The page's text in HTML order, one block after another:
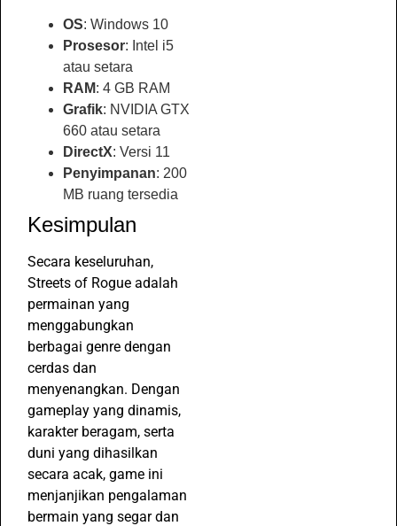
OS: Windows 10
Prosesor: Intel i5
atau setara
RAM: 4 GB RAM
Grafik: NVIDIA GTX
660 atau setara
DirectX: Versi 11
Penyimpanan: 200
MB ruang tersedia
Kesimpulan
Secara keseluruhan,
Streets of Rogue adalah
permainan yang
menggabungkan
berbagai genre dengan
cerdas dan
menyenangkan. Dengan
gameplay yang dinamis,
karakter beragam, serta
duni yang dihasilkan
secara acak, game ini
menjanjikan pengalaman
bermain yang segar dan